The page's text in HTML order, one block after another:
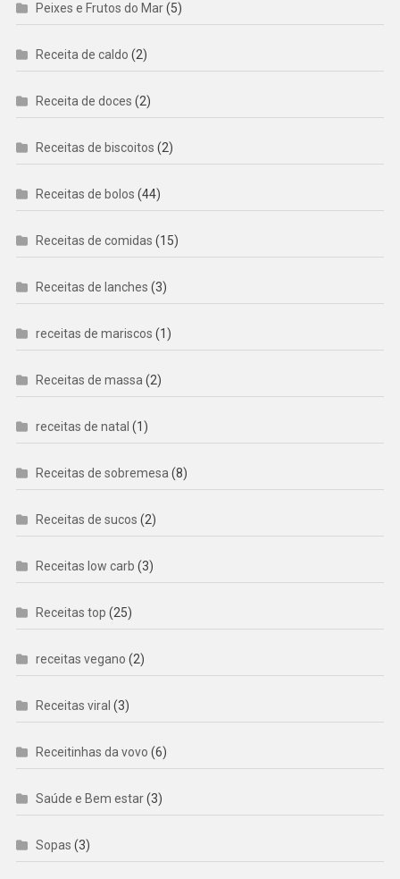
Peixes e Frutos do Mar(5)
Receita de caldo (2)
Receita de doces (2)
Receitas de biscoitos (2)
Receitas de bolos (44)
Receitas de comidas (15)
Receitas de lanches (3)
receitas de mariscos (1)
Receitas de massa (2)
receitas de natal (1)
Receitas de sobremesa (8)
Receitas de sucos (2)
Receitas low carb (3)
Receitas top (25)
receitas vegano (2)
Receitas viral (3)
Receitinhas da vovo (6)
Saúde e Bem estar(3)
Sopas (3)